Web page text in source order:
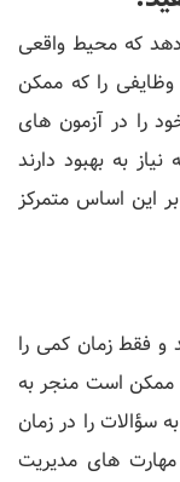
که محیط واقعی
وظایفی را که ممکن
را در آزمون های
به بهبود دارند
این اساس متمرکز
و فقط زمان کمی را
ممکن است منجر به
را در زمان
های مدیریت